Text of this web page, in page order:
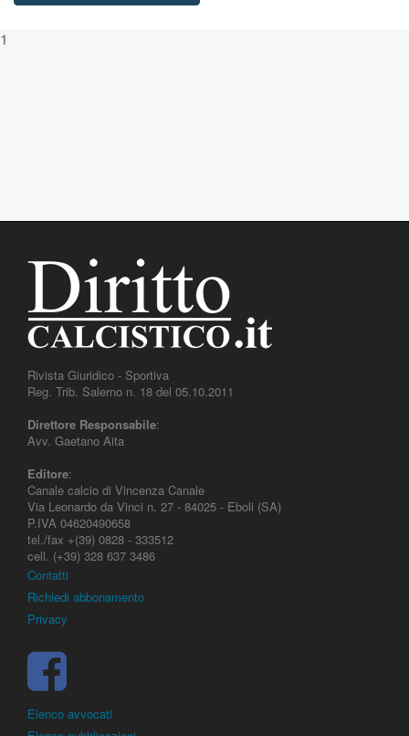
1
Rivista Giuridico - Sportiva
Reg. Trib. Salerno n. 18 del 05.10.2011
Direttore Responsabile:
Avv. Gaetano Aita
Editore:
Canale calcio di Vincenza Canale
Via Leonardo da Vinci n. 27 - 84025 - Eboli (SA)
P.IVA 04620490658
tel./fax +(39) 0828 - 333512
cell. (+39) 328 637 3486
Contatti
Richiedi abbonamento
Privacy
Elenco avvocati